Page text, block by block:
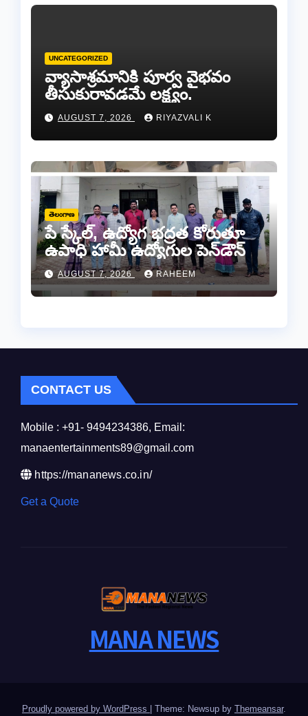
UNCATEGORIZED
వ్యాసాశ్రమానికి పూర్వ వైభవం
తీసుకురావడమే లక్ష్యం.
AUGUST 7, 2026 RIYAZVALI K
తెలంగాణ
పే స్కేల్, ఉద్యోగ భద్రత కోరుతూ
ఉపాధి హామీ ఉద్యోగుల పెన్‌డౌన్
AUGUST 7, 2026 RAHEEM
CONTACT US
Mobile : +91- 9494234386, Email:
manaentertainments89@gmail.com
https://mananews.co.in/
Get a Quote
MANA NEWS
Proudly powered by WordPress Theme: Newsup by Themeansar.